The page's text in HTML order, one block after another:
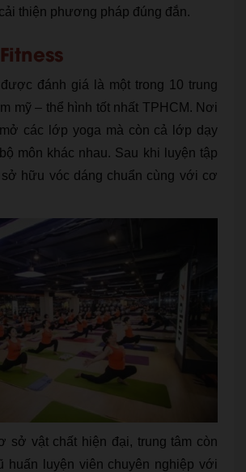
thiện phương pháp đúng đắn.
đánh giá là một trong 10 trung
mỹ – thể hình tốt nhất TPHCM. Nơi
các lớp yoga mà còn cả lớp dạy
môn khác nhau. Sau khi luyện tập
hữu vóc dáng chuẩn cùng với cơ
sở vật chất hiện đại, trung tâm còn
huấn luyện viên chuyên nghiệp với